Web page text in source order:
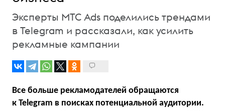
Эксперты МТС Ads поделились трендами
в Telegram и рассказали, как усилить
рекламные кампании
Все больше рекламодателей обращаются
к Telegram в поисках потенциальной аудитории.